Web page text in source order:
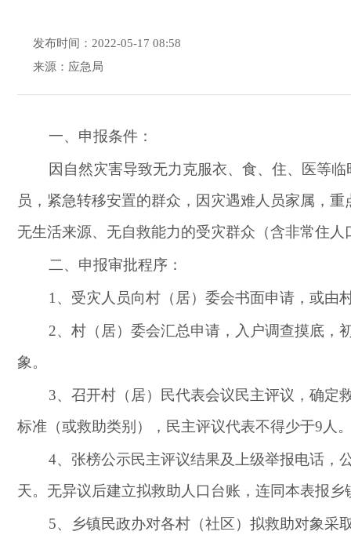
发布时间：2022-05-17 08:58
来源：应急局
一、申报条件：
因自然灾害导致无力克服衣、食、住、医等
员，紧急转移安置的群众，因灾遇难人员家属，重
无生活来源、无自救能力的受灾群众（含非常住人
二、申报审批程序：
1 、受灾人员向村（居）委会书面申请，或由
2、村（居）委会汇总申请，入户调查摸底，
象。
3、召开村（居）民代表会议民主评议，确定
标准（或救助类别），民主评议代表不得少于9 人
4、张榜公示民主评议结果及上级举报电话，
天。无异议后建立拟救助人口台账，连同本表报乡
5、乡镇民政办对各村（社区）拟救助对象采